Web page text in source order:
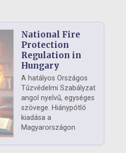
National Fire
Protection
Regulation in
Hungary
A hatályos Országos
Tűzvédelmi Szabályzat
angol nyelvű, egységes
szövege. Hiánypótló
kiadása a
Magyarországon